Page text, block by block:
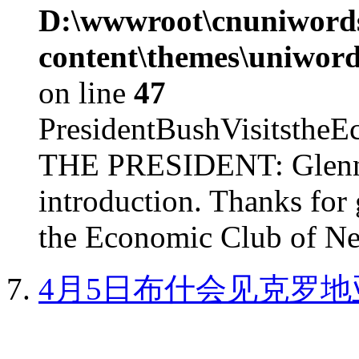
on line 47
THE PRESIDENT:
introduction. Thanks for
the Economic Club of
4月5日布什会见克罗